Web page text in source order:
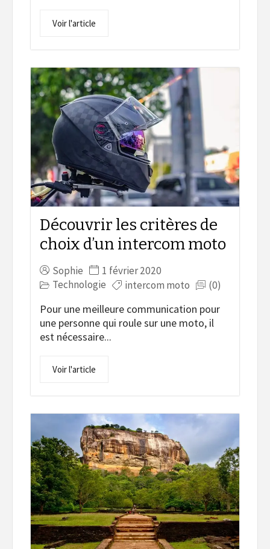
Voir l'article
Découvrir les critères de
choix d’un intercom moto
Sophie
1 février 2020
Technologie
intercom moto (0)
Pour une meilleure communication pour
une personne qui roule sur une moto, il
est nécessaire...
Voir l'article